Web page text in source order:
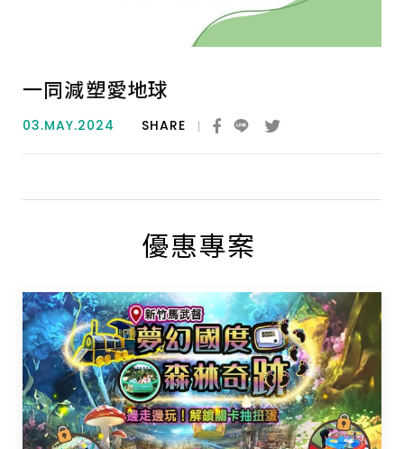
一同減塑愛地球
03.MAY.2024 SHARE
優惠專案